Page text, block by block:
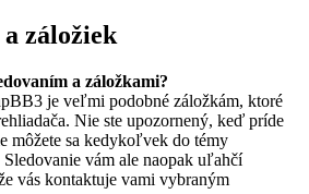
záložiek
a záložkami?
je veľmi podobné záložkám, ktoré
Nie ste upozornený, keď príde
môžete sa kedykoľvek do témy
vám ale naopak uľahčí
vás kontaktuje vami vybraným